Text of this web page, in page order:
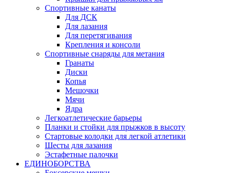
Спортивные канаты
Для ДСК
Для лазания
Для перетягивания
Крепления и консоли
Спортивные снаряды для метания
Гранаты
Диски
Копья
Мешочки
Мячи
Ядра
Легкоатлетические барьеры
Планки и стойки для прыжков в высоту
Стартовые колодки для легкой атлетики
Шесты для лазания
Эстафетные палочки
ЕДИНОБОРСТВА